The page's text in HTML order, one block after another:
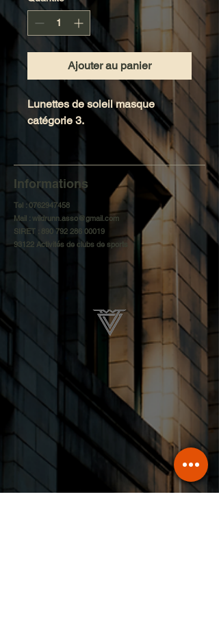
Ajouter au panier
Lunettes de soleil masque
catégorie 3.
Informations
Tel :0762947458
Mail : wildrunn.asso@gmail.com
SIRET : 890 792 286 00019
93122 Activités de clubs de sports